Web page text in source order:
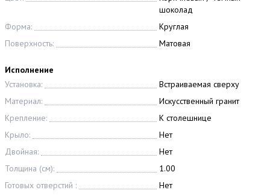
шоколад
Форма:
Круглая
Поверхность:
Матовая
Исполнение
Установка:
Встраиваемая сверху
Материал:
Искусственный гранит
Крепление:
К столешнице
Крыло:
Нет
Двойная:
Нет
Толщина (см):
1.00
Готовых отверстий :
Нет